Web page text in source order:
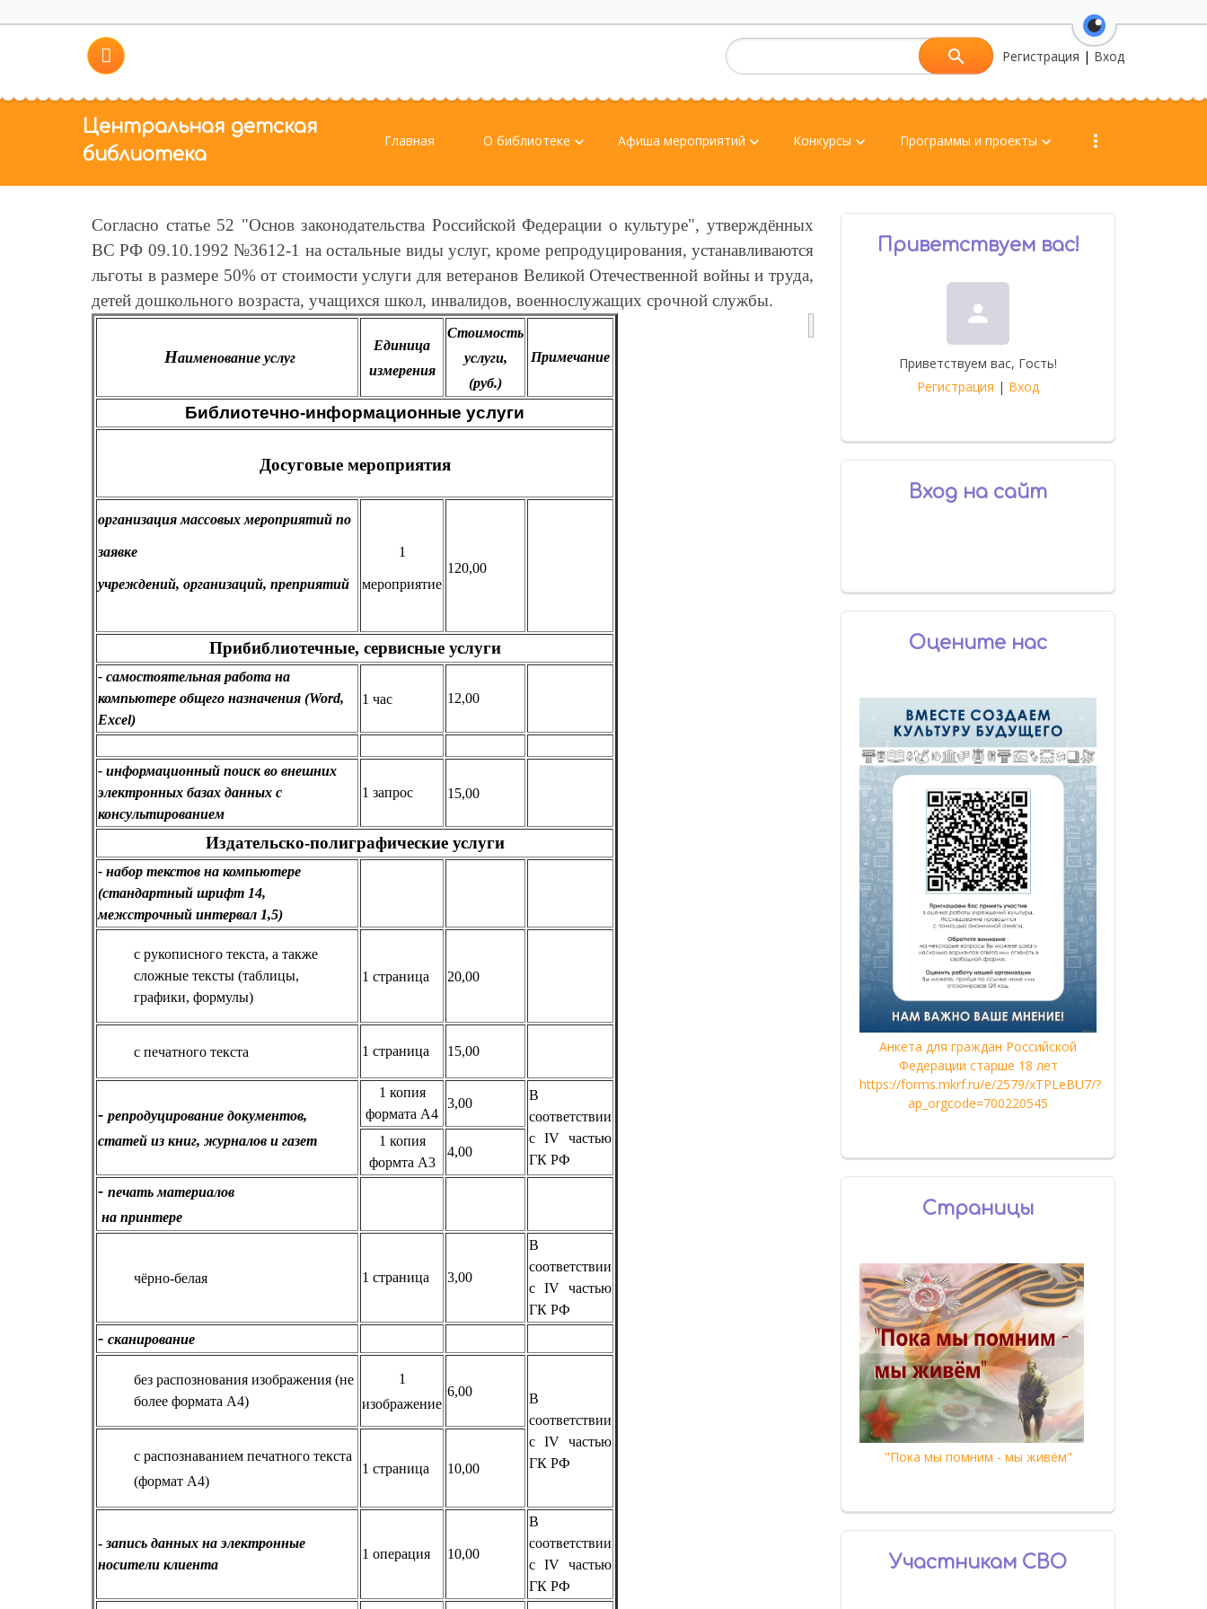
перейти на
Регистрация | Вход
Центральная детская
библиотека
Главная О библиотеке keyboard_arrow_down Афиша мероприятий keyboard_arrow_down Конкурсы keyboard_arrow_down Программы и проекты keyboard_arrow_down more_vert
Согласно статье 52 "Основ законодательства Российской Федерации о культуре", утверждённых
ВС РФ 09.10.1992 №3612-1 на остальные виды услуг, кроме репродуцирования, устанавливаются
льготы в размере 50% от стоимости услуги для ветеранов Великой Отечественной войны и труда,
детей дошкольного возраста, учащихся школ, инвалидов, военнослужащих срочной службы.
Наименование услуг
Единица
измерения
Стоимость
услуги,
(руб.)
Примечание
Библиотечно-информационные услуги
Досуговые мероприятия
организация массовых мероприятий по
заявке
учреждений, организаций, преприятий
1
мероприятие
120,00
Прибиблиотечные, сервисные услуги
- самостоятельная работа на
компьютере общего назначения (Word,
Excel)
1 час 12,00
- информационный поиск во внешних
электронных базах данных с
консультированием
1 запрос 15,00
Издательско-полиграфические услуги
- набор текстов на компьютере
(стандартный шрифт 14,
межстрочный интервал 1,5)
с рукописного текста, а также
сложные тексты (таблицы,
графики, формулы)
1 страница 20,00
с печатного текста 1 страница 15,00
- репродуцирование документов,
статей из книг, журналов и газет
1 копия
формата А4
3,00
В
соответствии
с IV частью
ГК РФ
1 копия
формта А3
4,00
- печать материалов
на принтере
чёрно-белая 1 страница 3,00
В
соответствии
с IV частью
ГК РФ
- сканирование
без распознования изображения (не
более формата А4)
1
изображение
6,00
В
соответствии
с IV частью
ГК РФ
с распознаванием печатного текста
(формат А4)
1 страница 10,00
- запись данных на электронные
носители клиента
1 операция 10,00
В
соответствии
с IV частью
ГК РФ
Приветствуем вас!
person
Приветствуем вас, Гость!
Регистрация | Вход
Вход на сайт
Оцените нас
Анкета для граждан Российской
Федерации старше 18 лет
https://forms.mkrf.ru/e/2579/xTPLeBU7/?
ap_orgcode=700220545
Страницы
"Пока мы помним - мы живём"
Участникам СВО